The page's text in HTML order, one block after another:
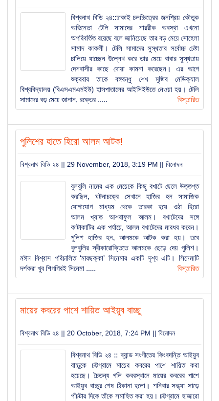
বিশ্বনাথ বিডি ২৪::ঢাকাই চলচ্চিত্রের জনপ্রিয় কৌতুক
অভিনেতা টেলি সামাদের শাররীক অবস্থা এখনো
অপরিবর্তিত রয়েছে বলে জানিয়েছে তার বড় মেয়ে সোহেলা
সামাদ কাকলী। টেলি সামাদের সুস্থতার সর্বোচ্চ চেষ্টা
চালিয়ে যাচ্ছেন উল্লেখ করে তার মেয়ে বাবার সুস্থতায়
দেশবাসীর কাছে দোয়া কামনা করেছেন। এর আগে
শুক্রবার তাকে বঙ্গবন্ধু শেখ মুজিব মেডিক্যাল
বিশ্ববিদ্যালয় (বিএসএমএমইউ) হাসপাতালের আইসিইউতে নেওয়া হয়। টেলি
সামাদের বড় মেয়ে জানান, রক্তের .....
বিস্তারিত
পুলিশের হাতে হিরো আলম আটক!
বিশ্বনাথ বিডি ২৪ || 29 November, 2018, 3:19 PM || বিনোদন
বুলবুলি নামের এক মেয়েকে কিছু বখাটে ছেলে উত্তপ্ত
করছিল, ঘটনাচক্রে সেখানে হাজির হন সামাজিক
যোগাযোগ মাধ্যম থেকে তারকা হয়ে ওঠা হিরো
আলম খ্যাত আশরাফুল আলম। বখাটেদের সঙ্গে
কাটাকাটির এক পর্যায়ে, আলম বখাটেদের মারধর করেন।
পুলিশ হাজির হন, আলমকে আটক করা হয়। তবে
বুলবুলির স্বীকারোক্তিতে আলমকে ছেড়ে দেয় পুলিশ।
মঈন বিশ্বাস পরিচালিত ‘মারছক্কা’ সিনেমার একটি দৃশ্য এটি। সিনেমাটি
দর্শকরা খুব শিগগিরই সিনেমা .....
বিস্তারিত
মায়ের কবরের পাশে শায়িত আইয়ুব বাচ্ছু
বিশ্বনাথ বিডি ২৪ || 20 October, 2018, 7:24 PM || বিনোদন
বিশ্বনাথ বিডি ২৪ :: ব্যান্ড সংগীতের কিংবদন্তি আইয়ুব
বাচ্চুকে চট্টগ্রামে মায়ের কবরের পাশে শায়িত করা
হয়েছে। চৈতন্য গলি কবরস্থানে মায়ের কবরের পাশে
আইয়ুব বাচ্চুর শেষ ঠিকানা হলো। শনিবার সন্ধ্যা সাড়ে
পাঁচটার দিকে তাঁকে সমাহিত করা হয়। চট্টগ্রামে হাজারো